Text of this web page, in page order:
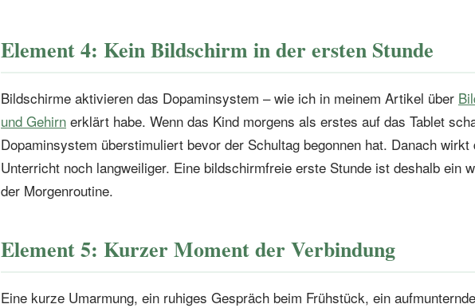
Element 4: Kein Bildschirm in der ersten Stunde
Bildschirme aktivieren das Dopaminsystem – wie ich in meinem Artikel über
und Gehirn erklärt habe. Wenn das Kind morgens als erstes auf das Tablet
Dopaminsystem überstimuliert bevor der Schultag begonnen hat. Danach wirkt
Unterricht noch langweiliger. Eine bildschirmfreie erste Stunde ist deshalb ein
der Morgenroutine.
Element 5: Kurzer Moment der Verbindung
Eine kurze Umarmung, ein ruhiges Gespräch beim Frühstück, ein